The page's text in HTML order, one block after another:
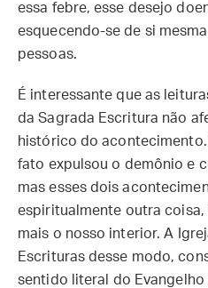
essa febre, esse desejo
esquecendo-se de si
pessoas.
É interessante que as
da Sagrada Escritura não
histórico do
fato expulsou o demônio e
mas esses dois
espiritualmente outra coisa,
mais o nosso interior. A
Escrituras desse modo,
sentido literal do